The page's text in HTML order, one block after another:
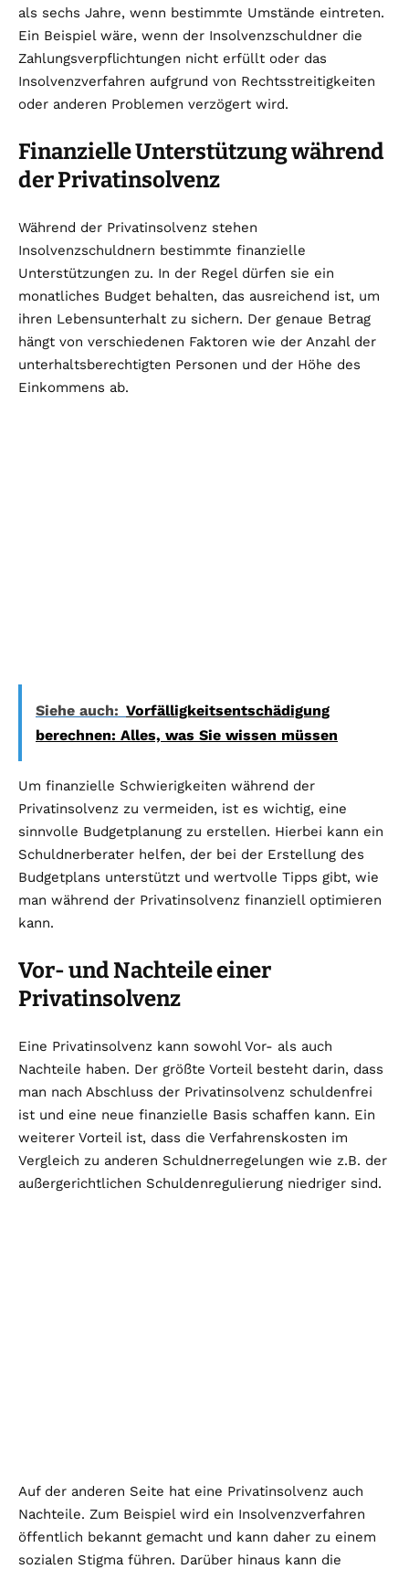
als sechs Jahre, wenn bestimmte Umstände eintreten.
Ein Beispiel wäre, wenn der Insolvenzschuldner die
Zahlungsverpflichtungen nicht erfüllt oder das
Insolvenzverfahren aufgrund von Rechtsstreitigkeiten
oder anderen Problemen verzögert wird.
Finanzielle Unterstützung während
der Privatinsolvenz
Während der Privatinsolvenz stehen
Insolvenzschuldnern bestimmte finanzielle
Unterstützungen zu. In der Regel dürfen sie ein
monatliches Budget behalten, das ausreichend ist, um
ihren Lebensunterhalt zu sichern. Der genaue Betrag
hängt von verschiedenen Faktoren wie der Anzahl der
unterhaltsberechtigten Personen und der Höhe des
Einkommens ab.
Siehe auch: Vorfälligkeitsentschädigung
berechnen: Alles, was Sie wissen müssen
Um finanzielle Schwierigkeiten während der
Privatinsolvenz zu vermeiden, ist es wichtig, eine
sinnvolle Budgetplanung zu erstellen. Hierbei kann ein
Schuldnerberater helfen, der bei der Erstellung des
Budgetplans unterstützt und wertvolle Tipps gibt, wie
man während der Privatinsolvenz finanziell optimieren
kann.
Vor- und Nachteile einer
Privatinsolvenz
Eine Privatinsolvenz kann sowohl Vor- als auch
Nachteile haben. Der größte Vorteil besteht darin, dass
man nach Abschluss der Privatinsolvenz schuldenfrei
ist und eine neue finanzielle Basis schaffen kann. Ein
weiterer Vorteil ist, dass die Verfahrenskosten im
Vergleich zu anderen Schuldnerregelungen wie z.B. der
außergerichtlichen Schuldenregulierung niedriger sind.
Auf der anderen Seite hat eine Privatinsolvenz auch
Nachteile. Zum Beispiel wird ein Insolvenzverfahren
öffentlich bekannt gemacht und kann daher zu einem
sozialen Stigma führen. Darüber hinaus kann die